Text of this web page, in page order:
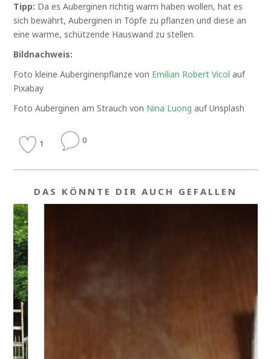
Tipp: Da es Auberginen richtig warm haben wollen, hat es
sich bewährt, Auberginen in Töpfe zu pflanzen und diese an
eine warme, schützende Hauswand zu stellen.
Bildnachweis:
Foto kleine Auberginenpflanze von Emilian Robert Vicol auf
Pixabay
Foto Auberginen am Strauch von Nina Luong auf Unsplash
1 0
DAS KÖNNTE DIR AUCH GEFALLEN